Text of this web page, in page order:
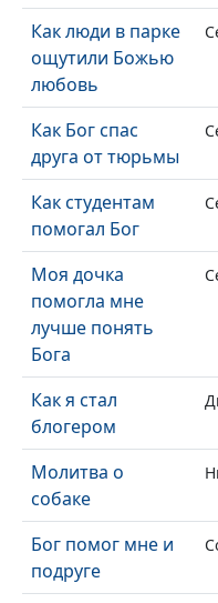
Как люди в парке
ощутили Божью
любовь
Как Бог спас
друга от тюрьмы
Как студентам
помогал Бог
Моя дочка
помогла мне
лучше понять
Бога
Как я стал
блогером
Молитва о
собаке
Бог помог мне и
подруге